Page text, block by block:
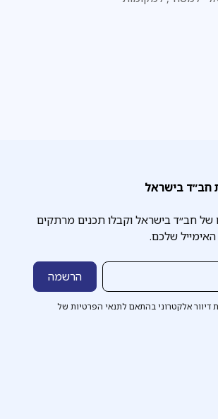
חב״ד בישראל
חב״ד בישראל וקבלו תכנים מרתקים
שלכם.
אלקטרוני בהתאם לתנאי הפרטיות של